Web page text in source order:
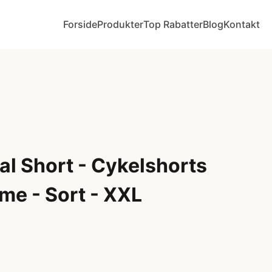
ForsideProdukterTop RabatterBlogKontakt
Short - Cykelshorts
- Sort - XXL